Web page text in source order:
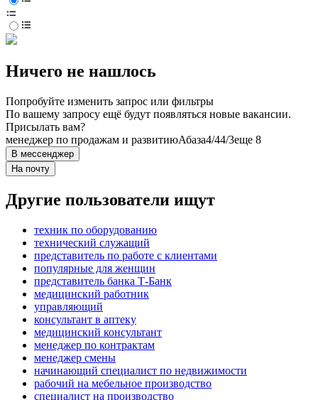
Ничего не нашлось
Попробуйте изменить запрос или фильтры
По вашему запросу ещё будут появляться новые вакансии.
Присылать вам?
менеджер по продажам и развитиюАбаза4/44/3еще 8
В мессенджер
На почту
Другие пользователи ищут
техник по оборудованию
технический служащий
представитель по работе с клиентами
популярные для женщин
представитель банка Т-Банк
медицинский работник
управляющий
консультант в аптеку
медицинский консультант
менеджер по контрактам
менеджер смены
начинающий специалист по недвижимости
рабочий на мебельное производство
специалист на производство